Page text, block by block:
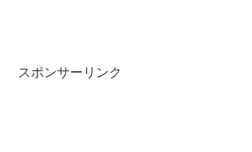
スポンサーリンク